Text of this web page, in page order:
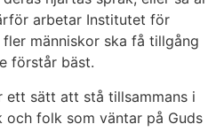
arbetar Institutet för
människor ska få tillgång
förstår bäst.
ett sätt att stå tillsammans i
och folk som väntar på Guds